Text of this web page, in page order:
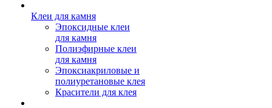
Клеи для камня
Эпоксидные клеи
для камня
Полиэфирные клеи
для камня
Эпоксиакриловые и
полиуретановые клея
Красители для клея